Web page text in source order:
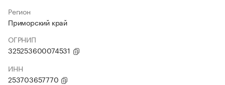
Регион
Приморский край
ОГРНИП
325253600074531
ИНН
253703657770